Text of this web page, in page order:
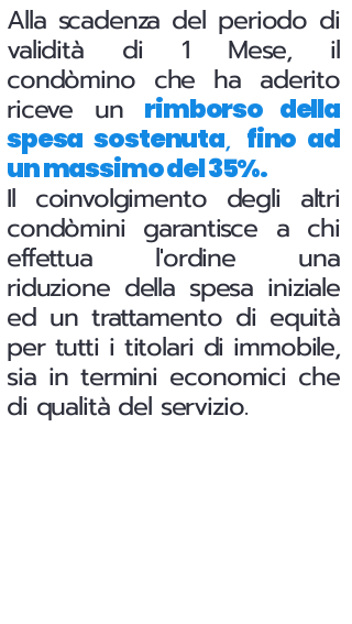
Alla scadenza del periodo di
validità di 1 Mese, il
condòmino che ha aderito
riceve un rimborso della
spesa sostenuta, fino ad
un massimo del 35%.
Il coinvolgimento degli altri
condòmini garantisce a chi
effettua l'ordine una
riduzione della spesa iniziale
ed un trattamento di equità
per tutti i titolari di immobile,
sia in termini economici che
di qualità del servizio.